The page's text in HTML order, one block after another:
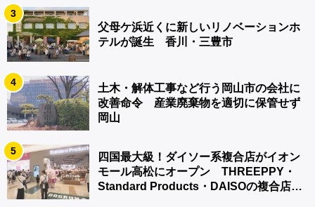
3
父母ケ浜近くに新しいリノベーションホ
テルが誕生 香川・三豊市
4
土木・解体工事など行う岡山市の会社に
改善命令 産業廃棄物を適切に保管せず
岡山
5
四国最大級！ダイソー系複合店がイオン
モール高松にオープン THREEPPY・
Standard Products・DAISOの複合店は